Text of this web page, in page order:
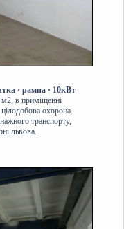
· рампа · 10кВт
м2, в приміщенні
охорона.
транспорту,
львова.